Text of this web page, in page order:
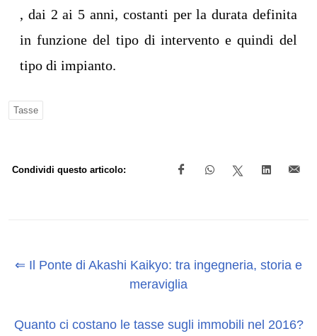
, dai 2 ai 5 anni, costanti per la durata definita
in funzione del tipo di intervento e quindi del
tipo di impianto.
Tasse
Condividi questo articolo:
⇐ Il Ponte di Akashi Kaikyo: tra ingegneria, storia e
meraviglia
Quanto ci costano le tasse sugli immobili nel 2016?